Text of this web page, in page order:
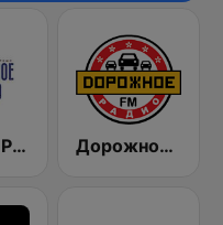
Русское Радио Дорожное Радио (Dorojnoe Radio)